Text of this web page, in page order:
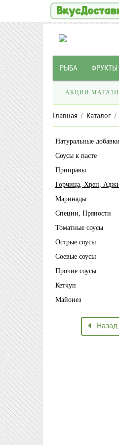
РЫБА ФРУКТЫ
АКЦИИ
Главная Каталог
Натуральные добавки
Соусы к пасте
Приправы
Горчица, Хрен,
Маринады
Специи, Пряности
Томатные соусы
Острые соусы
Соевые соусы
Прочие соусы
Кетчуп
Майонез
Назад